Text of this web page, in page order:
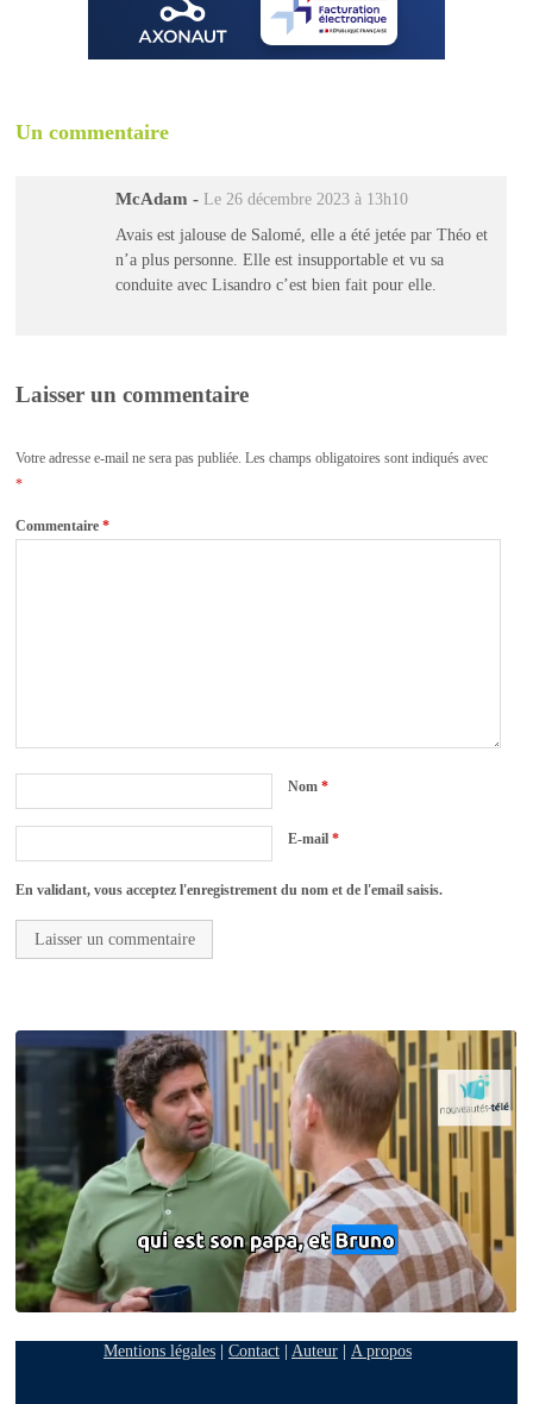
Un commentaire
McAdam - Le 26 décembre 2023 à 13h10
Avais est jalouse de Salomé, elle a été jetée par Théo et
n’a plus personne. Elle est insupportable et vu sa
conduite avec Lisandro c’est bien fait pour elle.
Laisser un commentaire
Votre adresse e-mail ne sera pas publiée. Les champs obligatoires sont indiqués avec
*
Commentaire*
Nom*
E-mail*
En validant, vous acceptez l'enregistrement du nom et de l'email saisis.
Mentions légales| Contact| Auteur| A propos